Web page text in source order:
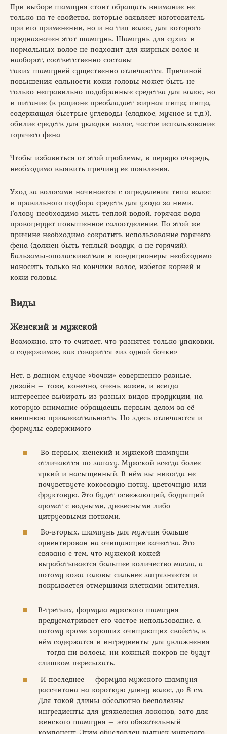
При выборе шампуня стоит обращать внимание не
только на те свойства, которые заявляет изготовитель
при его применении, но и на тип волос, для которого
предназначен этот шампунь. Шампунь для сухих и
нормальных волос не подходит для жирных волос и
наоборот, соответственно составы
таких шампуней существенно отличаются. Причиной
повышения сальности кожи головы может быть не
только неправильно подобранные средства для волос, но
и питание (в рационе преобладает жирная пища; пища,
содержащая быстрые углеводы (сладкое, мучное и т.д.)),
обилие средств для укладки волос, частое использование
горячего фена
Чтобы избавиться от этой проблемы, в первую очередь,
необходимо выявить причину ее появления.
Уход за волосами начинается с определения типа волос
и правильного подбора средств для ухода за ними.
Голову необходимо мыть теплой водой, горячая вода
провоцирует повышенное салоотделение. По этой же
причине необходимо сократить использование горячего
фена (должен быть теплый воздух, а не горячий).
Бальзамы-ополаскиватели и кондиционеры необходимо
наносить только на кончики волос, избегая корней и
кожи головы.
Виды
Женский и мужской
Возможно, кто-то считает, что разнятся только упаковки,
а содержимое, как говорится «из одной бочки»
Нет, в данном случае «бочки» совершенно разные,
дизайн – тоже, конечно, очень важен, и всегда
интереснее выбирать из разных видов продукции, на
которую внимание обращаешь первым делом за её
внешнюю привлекательность. Но здесь отличаются и
формулы содержимого
Во-первых, женский и мужской шампуни
отличаются по запаху. Мужской всегда более
яркий и насыщенный. В нём вы никогда не
почувствуете кокосовую нотку, цветочную или
фруктовую. Это будет освежающий, бодрящий
аромат с водными, древесными либо
цитрусовыми нотками.
Во-вторых, шампунь для мужчин больше
ориентирован на очищающие качества. Это
связано с тем, что мужской кожей
вырабатывается большее количество масла, а
потому кожа головы сильнее загрязняется и
покрывается отмершими клетками эпителия.
В-третьих, формула мужского шампуня
предусматривает его частое использование, а
потому кроме хороших очищающих свойств, в
нём содержатся и ингредиенты для увлажнения
– тогда ни волосы, ни кожный покров не будут
слишком пересыхать.
И последнее – формула мужского шампуня
рассчитана на короткую длину волос, до 8 см.
Для такой длины абсолютно бесполезны
ингредиенты для утяжеления локонов, зато для
женского шампуня – это обязательный